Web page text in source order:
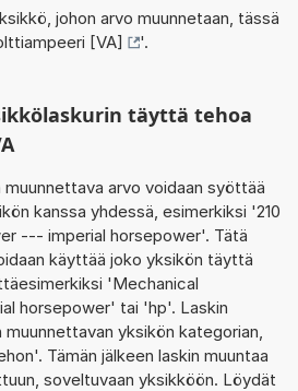
johon arvo muunnetaan, tässä
[VA] '.
täyttä tehoa
muunnettava arvo voidaan syöttää
kanssa yhdessä, esimerkiksi '210
--- imperial horsepower'. Tätä
käyttää joko yksikön täyttä
'Mechanical
horsepower' tai 'hp'. Laskin
yksikön kategorian,
Tämän jälkeen laskin muuntaa
soveltuvaan yksikköön. Löydät